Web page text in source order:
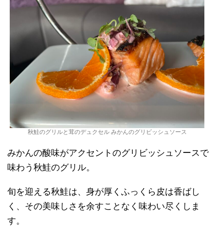
秋鮭のグリルと茸のデュクセル みかんのグリビッシュソース
みかんの酸味がアクセントのグリビッシュソースで
味わう秋鮭のグリル。
旬を迎える秋鮭は、身が厚くふっくら皮は香ばし
く、その美味しさを余すことなく味わい尽くしま
す。